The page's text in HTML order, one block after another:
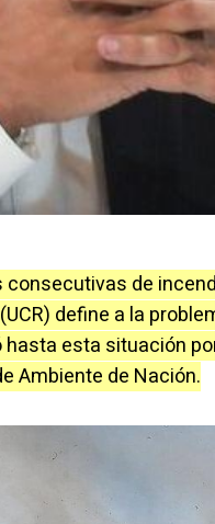
de
(UCR) define a la
esta situación
Ambiente de Nación.